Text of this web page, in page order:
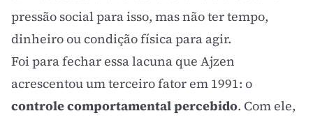
pressão social para isso, mas não ter tempo,
dinheiro ou condição física para agir.
Foi para fechar essa lacuna que Ajzen
acrescentou um terceiro fator em 1991: o
controle comportamental percebido. Com ele,